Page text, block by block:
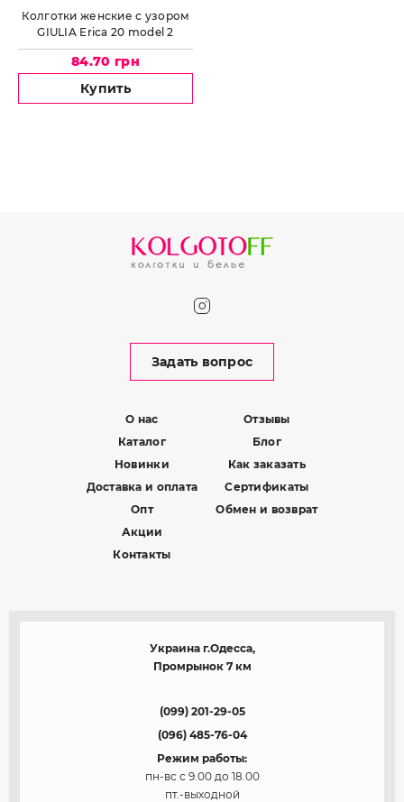
Колготки женские с узором
GIULIA Erica 20 model 2
84.70 грн
Купить
Задать вопрос
О нас
Каталог
Новинки
Доставка и оплата
Опт
Акции
Контакты
Отзывы
Блог
Как заказать
Сертификаты
Обмен и возврат
Украина г.Одесса,
Промрынок 7 км
(099) 201-29-05
(096) 485-76-04
Режим работы:
пн-вс с 9.00 до 18.00
пт.-выходной